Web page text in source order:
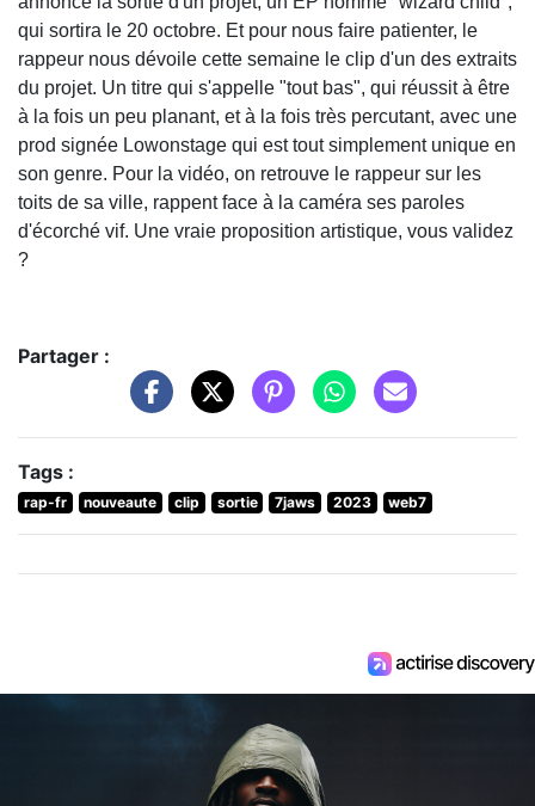
qui sortira le 20 octobre. Et pour nous faire patienter, le
rappeur nous dévoile cette semaine le clip d'un des extraits
du projet. Un titre qui s'appelle "tout bas", qui réussit à être
à la fois un peu planant, et à la fois très percutant, avec une
prod signée Lowonstage qui est tout simplement unique en
son genre. Pour la vidéo, on retrouve le rappeur sur les
toits de sa ville, rappent face à la caméra ses paroles
d'écorché vif. Une vraie proposition artistique, vous validez
?
Partager :
Tags :
rap-fr nouveaute clip sortie 7jaws 2023 web7